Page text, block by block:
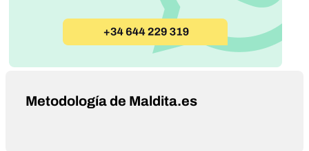
Metodología de Maldita.es